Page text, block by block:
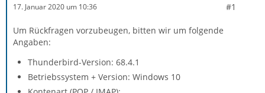
17. Januar 2020 um 10:36 #1
Um Rückfragen vorzubeugen, bitten wir um folgende
Angaben:
Thunderbird-Version: 68.4.1
Betriebssystem + Version: Windows 10